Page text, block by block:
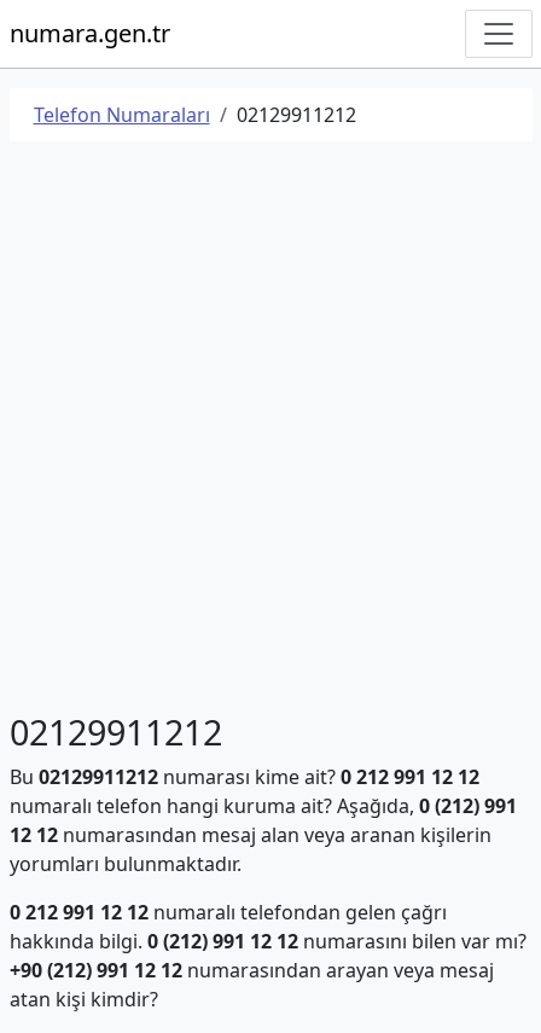
numara.gen.tr
Telefon Numaraları 02129911212
02129911212
Bu 02129911212numarası kime ait?0 212 991 12 12
numaralı telefon hangi kuruma ait? Aşağıda, 0 (212) 991
12 12numarasından mesaj alan veya aranan kişilerin
yorumları bulunmaktadır.
0 212 991 12 12numaralı telefondan gelen çağrı
hakkında bilgi. 0 (212) 991 12 12numarasını bilen var mı?
+90 (212) 991 12 12numarasından arayan veya mesaj
atan kişi kimdir?